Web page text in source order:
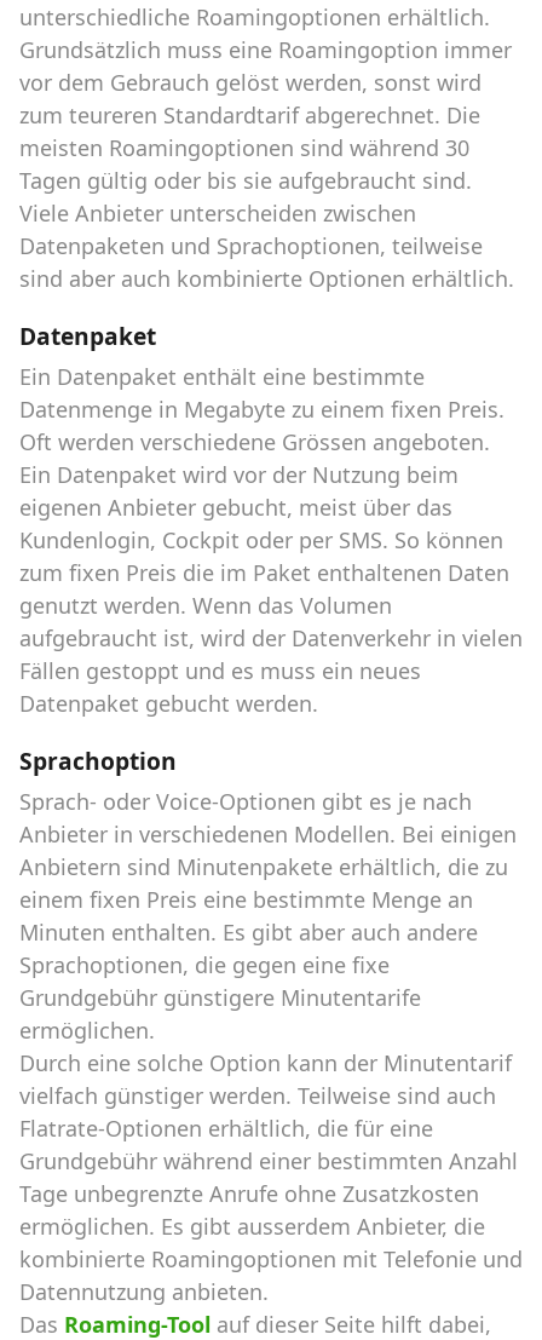
unterschiedliche Roamingoptionen erhältlich.
Grundsätzlich muss eine Roamingoption immer
vor dem Gebrauch gelöst werden, sonst wird
zum teureren Standardtarif abgerechnet. Die
meisten Roamingoptionen sind während 30
Tagen gültig oder bis sie aufgebraucht sind.
Viele Anbieter unterscheiden zwischen
Datenpaketen und Sprachoptionen, teilweise
sind aber auch kombinierte Optionen erhältlich.
Datenpaket
Ein Datenpaket enthält eine bestimmte
Datenmenge in Megabyte zu einem fixen Preis.
Oft werden verschiedene Grössen angeboten.
Ein Datenpaket wird vor der Nutzung beim
eigenen Anbieter gebucht, meist über das
Kundenlogin, Cockpit oder per SMS. So können
zum fixen Preis die im Paket enthaltenen Daten
genutzt werden. Wenn das Volumen
aufgebraucht ist, wird der Datenverkehr in vielen
Fällen gestoppt und es muss ein neues
Datenpaket gebucht werden.
Sprachoption
Sprach- oder Voice-Optionen gibt es je nach
Anbieter in verschiedenen Modellen. Bei einigen
Anbietern sind Minutenpakete erhältlich, die zu
einem fixen Preis eine bestimmte Menge an
Minuten enthalten. Es gibt aber auch andere
Sprachoptionen, die gegen eine fixe
Grundgebühr günstigere Minutentarife
ermöglichen.
Durch eine solche Option kann der Minutentarif
vielfach günstiger werden. Teilweise sind auch
Flatrate-Optionen erhältlich, die für eine
Grundgebühr während einer bestimmten Anzahl
Tage unbegrenzte Anrufe ohne Zusatzkosten
ermöglichen. Es gibt ausserdem Anbieter, die
kombinierte Roamingoptionen mit Telefonie und
Datennutzung anbieten.
Das Roaming-Tool auf dieser Seite hilft dabei,